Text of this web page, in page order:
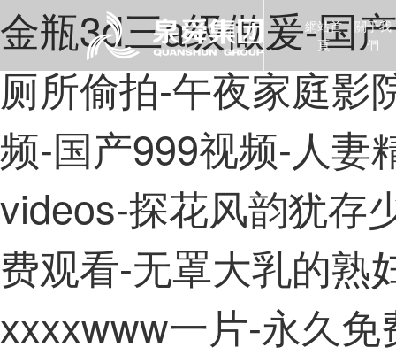
金瓶3d三a级做爰-国
厕所偷拍-午夜家庭影
频-国产999视频-人妻
videos-探花风韵犹存
费观看-无罩大乳的熟
xxxxwww一片-永久
網站首
頁
關于我
們